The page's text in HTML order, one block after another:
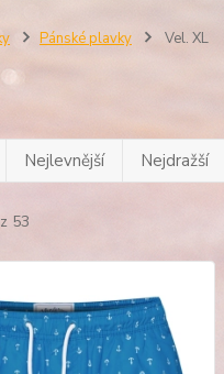
Pánské plavky Vel. XL
Nejlevnější Nejdražší
53